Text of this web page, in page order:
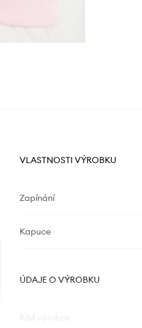
VLASTNOSTI VÝROBKU
Zapínání
Kapuce
ÚDAJE O VÝROBKU